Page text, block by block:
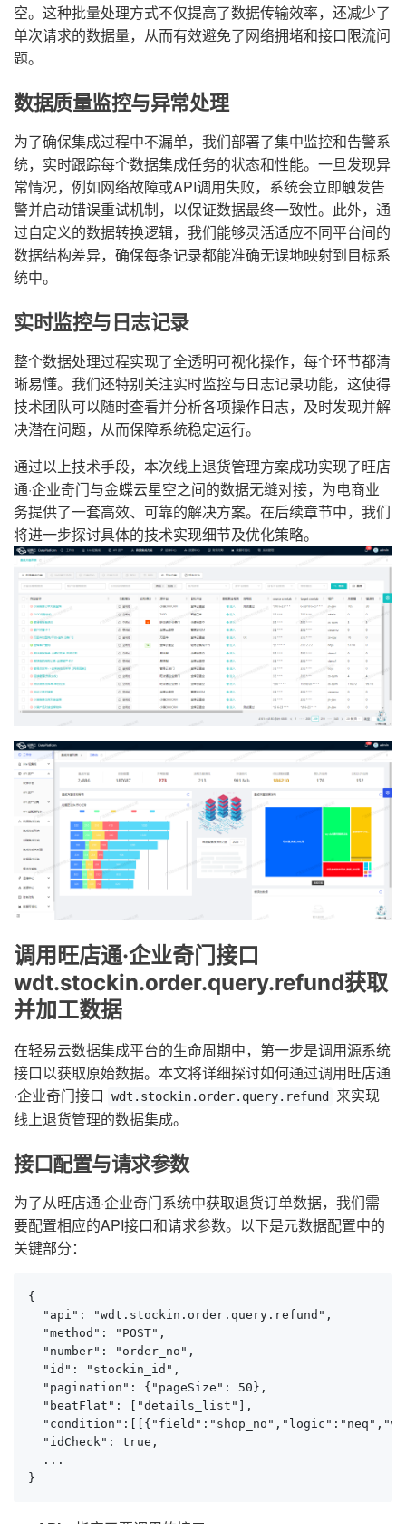
空。这种批量处理方式不仅提高了数据传输效率，还减少了
单次请求的数据量，从而有效避免了网络拥堵和接口限流问
题。
数据质量监控与异常处理
为了确保集成过程中不漏单，我们部署了集中监控和告警系
统，实时跟踪每个数据集成任务的状态和性能。一旦发现异
常情况，例如网络故障或API调用失败，系统会立即触发告
警并启动错误重试机制，以保证数据最终一致性。此外，通
过自定义的数据转换逻辑，我们能够灵活适应不同平台间的
数据结构差异，确保每条记录都能准确无误地映射到目标系
统中。
实时监控与日志记录
整个数据处理过程实现了全透明可视化操作，每个环节都清
晰易懂。我们还特别关注实时监控与日志记录功能，这使得
技术团队可以随时查看并分析各项操作日志，及时发现并解
决潜在问题，从而保障系统稳定运行。
通过以上技术手段，本次线上退货管理方案成功实现了旺店
通·企业奇门与金蝶云星空之间的数据无缝对接，为电商业
务提供了一套高效、可靠的解决方案。在后续章节中，我们
将进一步探讨具体的技术实现细节及优化策略。
调用旺店通·企业奇门接口
wdt.stockin.order.query.refund获取
并加工数据
在轻易云数据集成平台的生命周期中，第一步是调用源系统
接口以获取原始数据。本文将详细探讨如何通过调用旺店通
·企业奇门接口
wdt.stockin.order.query.refund
来实现
线上退货管理的数据集成。
接口配置与请求参数
为了从旺店通·企业奇门系统中获取退货订单数据，我们需
要配置相应的API接口和请求参数。以下是元数据配置中的
关键部分：
{
  "api": "wdt.stockin.order.query.refund",
  "method": "POST",
  "number": "order_no",
  "id": "stockin_id",
  "pagination": {"pageSize": 50},
  "beatFlat": ["details_list"],
  "idCheck": true,
  ...
}